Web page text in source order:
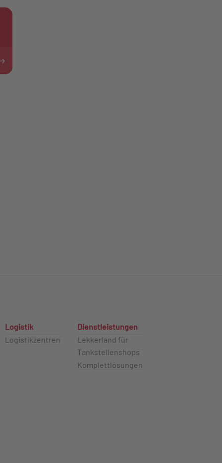
Logistik
Logistikzentren
Dienstleistungen
Lekkerland für
Tankstellenshops
Komplettlösungen